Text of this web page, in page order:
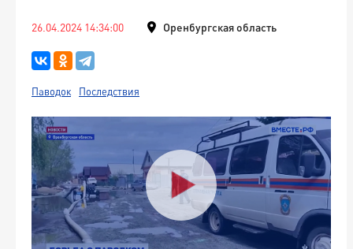
26.04.2024 14:34:00 Оренбургская область
Паводок Последствия